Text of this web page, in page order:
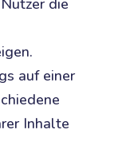
auf einer
Inhalte